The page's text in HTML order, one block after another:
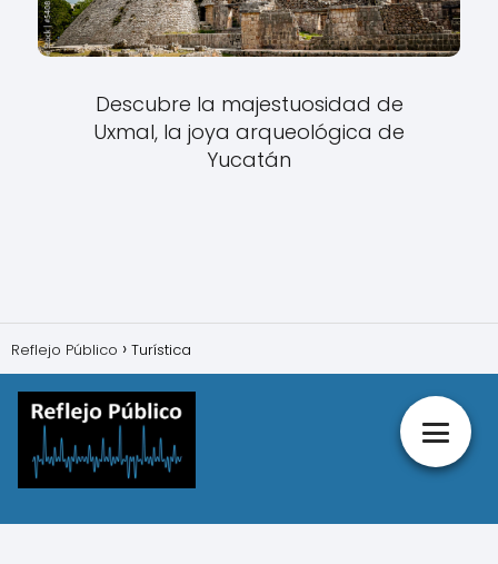
Descubre la majestuosidad de
Uxmal, la joya arqueológica de
Yucatán
Reflejo Público Turística